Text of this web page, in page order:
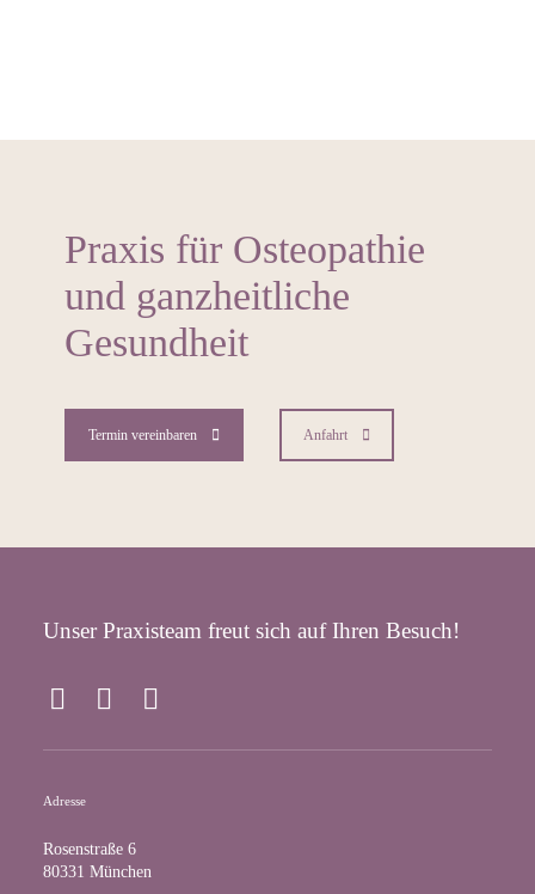
Praxis für Osteopathie
und ganzheitliche
Gesundheit
Termin vereinbaren Anfahrt
Unser Praxisteam freut sich auf Ihren Besuch!
F
c
b
o
o
I
s
g
r
Y
u
e
Adresse
Rosenstraße 6
80331 München